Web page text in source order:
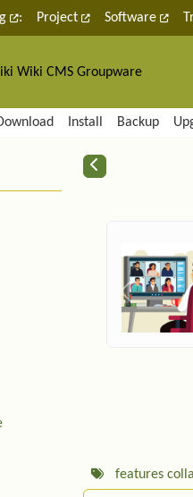
etc.
: Project Software
Wiki CMS Groupware
related
Install Backup
features
functionality